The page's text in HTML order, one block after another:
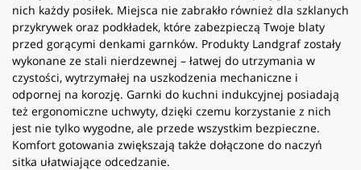
nich każdy posiłek. Miejsca nie zabrakło również dla szklanych
przykrywek oraz podkładek, które zabezpieczą Twoje blaty
przed gorącymi denkami garnków. Produkty Landgraf zostały
wykonane ze stali nierdzewnej – łatwej do utrzymania w
czystości, wytrzymałej na uszkodzenia mechaniczne i
odpornej na korozję. Garnki do kuchni indukcyjnej posiadają
też ergonomiczne uchwyty, dzięki czemu korzystanie z nich
jest nie tylko wygodne, ale przede wszystkim bezpieczne.
Komfort gotowania zwiększają także dołączone do naczyń
sitka ułatwiające odcedzanie.